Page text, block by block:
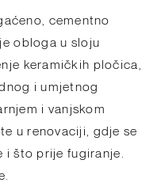
cementno
obloga u sloju
keramičkih pločica,
i umjetnog
i vanjskom
u renovaciji, gdje se
i što prije fugiranje.